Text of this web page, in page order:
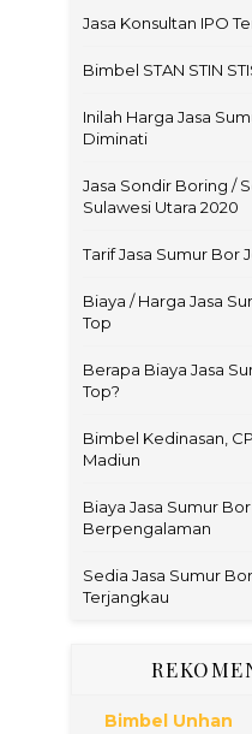
Jasa Konsultan IPO
Bimbel STAN STIN
Inilah Harga Jasa
Diminati
Jasa Sondir Boring /
Sulawesi Utara 2020
Tarif Jasa Sumur Bor
Biaya / Harga Jasa
Top
Berapa Biaya Jasa
Top?
Bimbel Kedinasan,
Madiun
Biaya Jasa Sumur
Berpengalaman
Sedia Jasa Sumur
Terjangkau
Bimbel Unhan